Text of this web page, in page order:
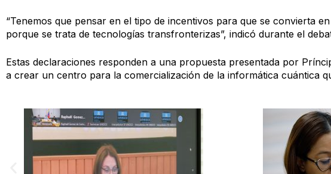
“Tenemos que pensar en el tipo de incentivos para que se convierta
porque se trata de tecnologías transfronterizas”, indicó durante el
Estas declaraciones responden a una propuesta presentada por
a crear un centro para la comercialización de la informática cuántica